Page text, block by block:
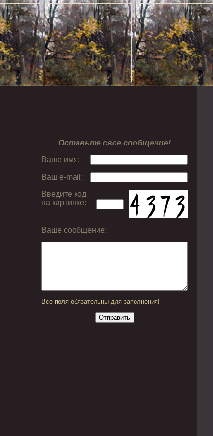
Оставьте свое сообщение!
Ваше имя:
Ваш e-mail:
Введите код
на картинке:
Ваше сообщение:
Все поля обязательны для заполнения!